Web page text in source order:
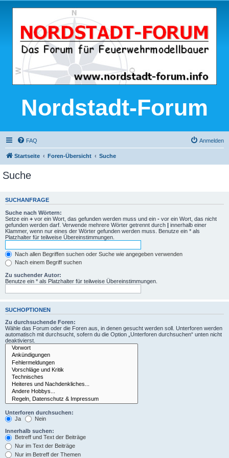
Nordstadt-Forum
FAQ Anmelden
Startseite Foren-Übersicht Suche
Suche
SUCHANFRAGE
Suche nach Wörtern:
Setze ein + vor ein Wort, das gefunden werden muss und ein - vor ein Wort, das nicht
gefunden werden darf. Verwende mehrere Wörter getrennt durch | innerhalb einer
Klammer, wenn nur eines der Wörter gefunden werden muss. Benutze ein * als
Platzhalter für teilweise Übereinstimmungen.
Nach allen Begriffen suchen oder Suche wie angegeben verwenden
Nach einem Begriff suchen
Zu suchender Autor:
Benutze ein * als Platzhalter für teilweise Übereinstimmungen.
SUCHOPTIONEN
Zu durchsuchende Foren:
Wähle das Forum oder die Foren aus, in denen gesucht werden soll. Unterforen werden
automatisch mit durchsucht, sofern du die Option „Unterforen durchsuchen“ unten nicht
deaktivierst.
Unterforen durchsuchen:
Ja
Nein
Innerhalb suchen:
Betreff und Text der Beiträge
Nur im Text der Beiträge
Nur im Betreff der Themen